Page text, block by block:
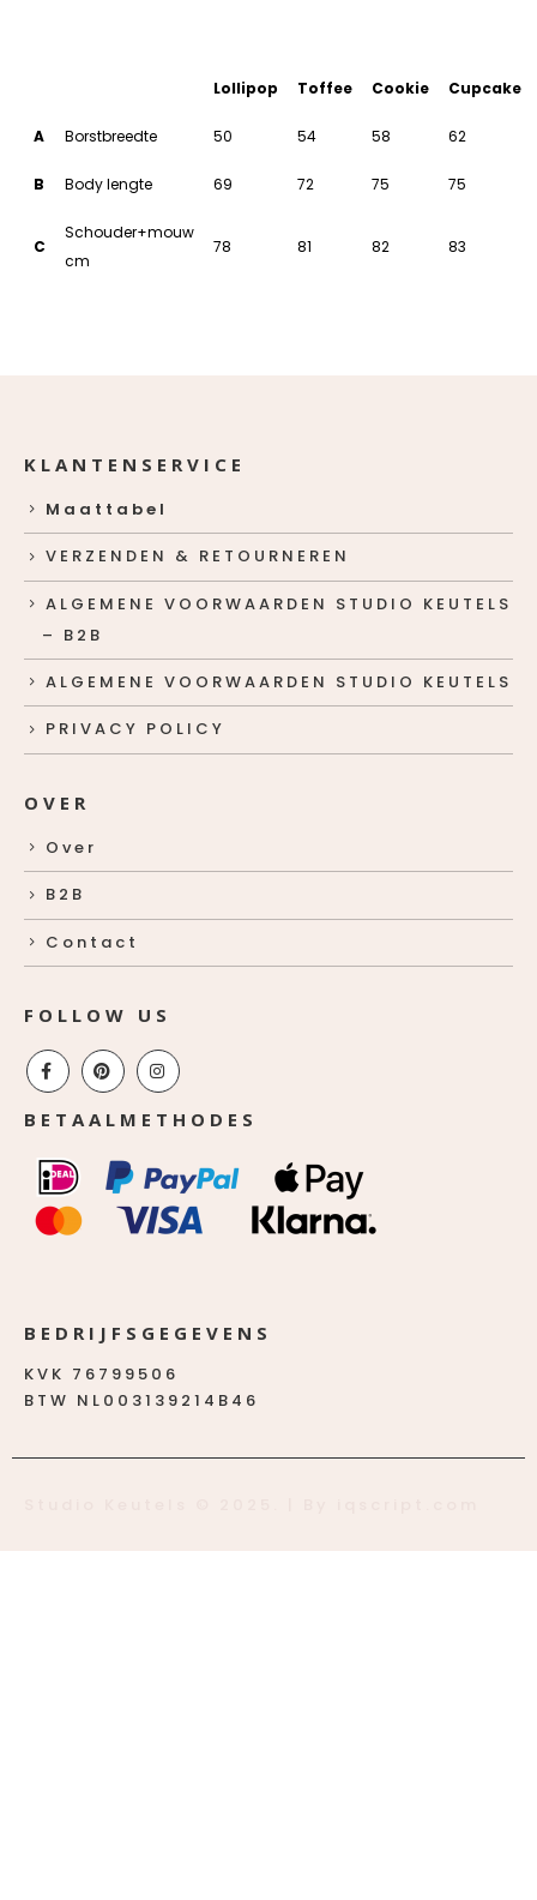
Lollipop Toffee Cookie Cupcake
A Borstbreedte 50 54 58 62
B Body lengte 69 72 75 75
C
Schouder+mouw
cm
78 81 82 83
KLANTENSERVICE
Maattabel
VERZENDEN & RETOURNEREN
ALGEMENE VOORWAARDEN STUDIO KEUTELS
– B2B
ALGEMENE VOORWAARDEN STUDIO KEUTELS
PRIVACY POLICY
OVER
Over
B2B
Contact
FOLLOW US
BETAALMETHODES
BEDRIJFSGEGEVENS
KVK 76799506
BTW NL003139214B46